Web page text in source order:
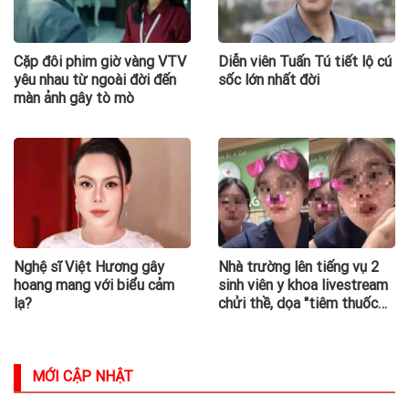
Cặp đôi phim giờ vàng VTV
yêu nhau từ ngoài đời đến
màn ảnh gây tò mò
Diễn viên Tuấn Tú tiết lộ cú
sốc lớn nhất đời
Nghệ sĩ Việt Hương gây
hoang mang với biểu cảm
lạ?
Nhà trường lên tiếng vụ 2
sinh viên y khoa livestream
chửi thề, dọa "tiêm thuốc
MỚI CẬP NHẬT